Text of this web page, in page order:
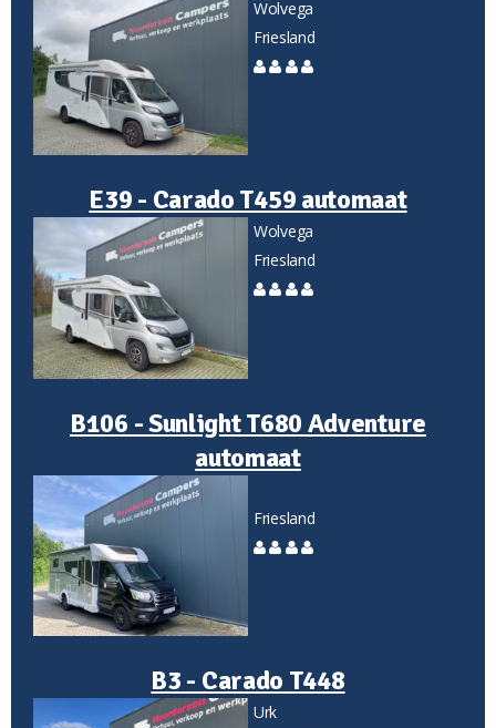
Wolvega
Friesland
E39 - Carado T459 automaat
Wolvega
Friesland
B106 - Sunlight T680 Adventure
automaat
Friesland
B3 - Carado T448
Urk